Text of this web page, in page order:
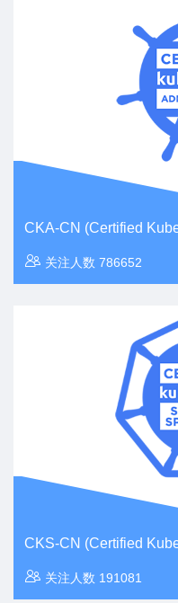
CKA-CN (Certified
关注人数 786652
CKS-CN (Certified
关注人数 191081